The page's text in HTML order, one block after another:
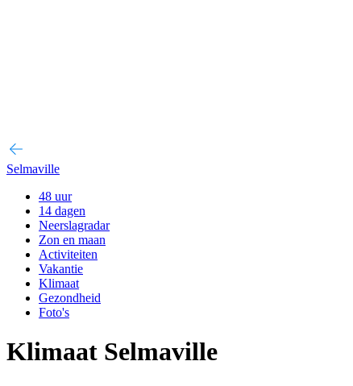
Selmaville
48 uur
14 dagen
Neerslagradar
Zon en maan
Activiteiten
Vakantie
Klimaat
Gezondheid
Foto's
Klimaat Selmaville